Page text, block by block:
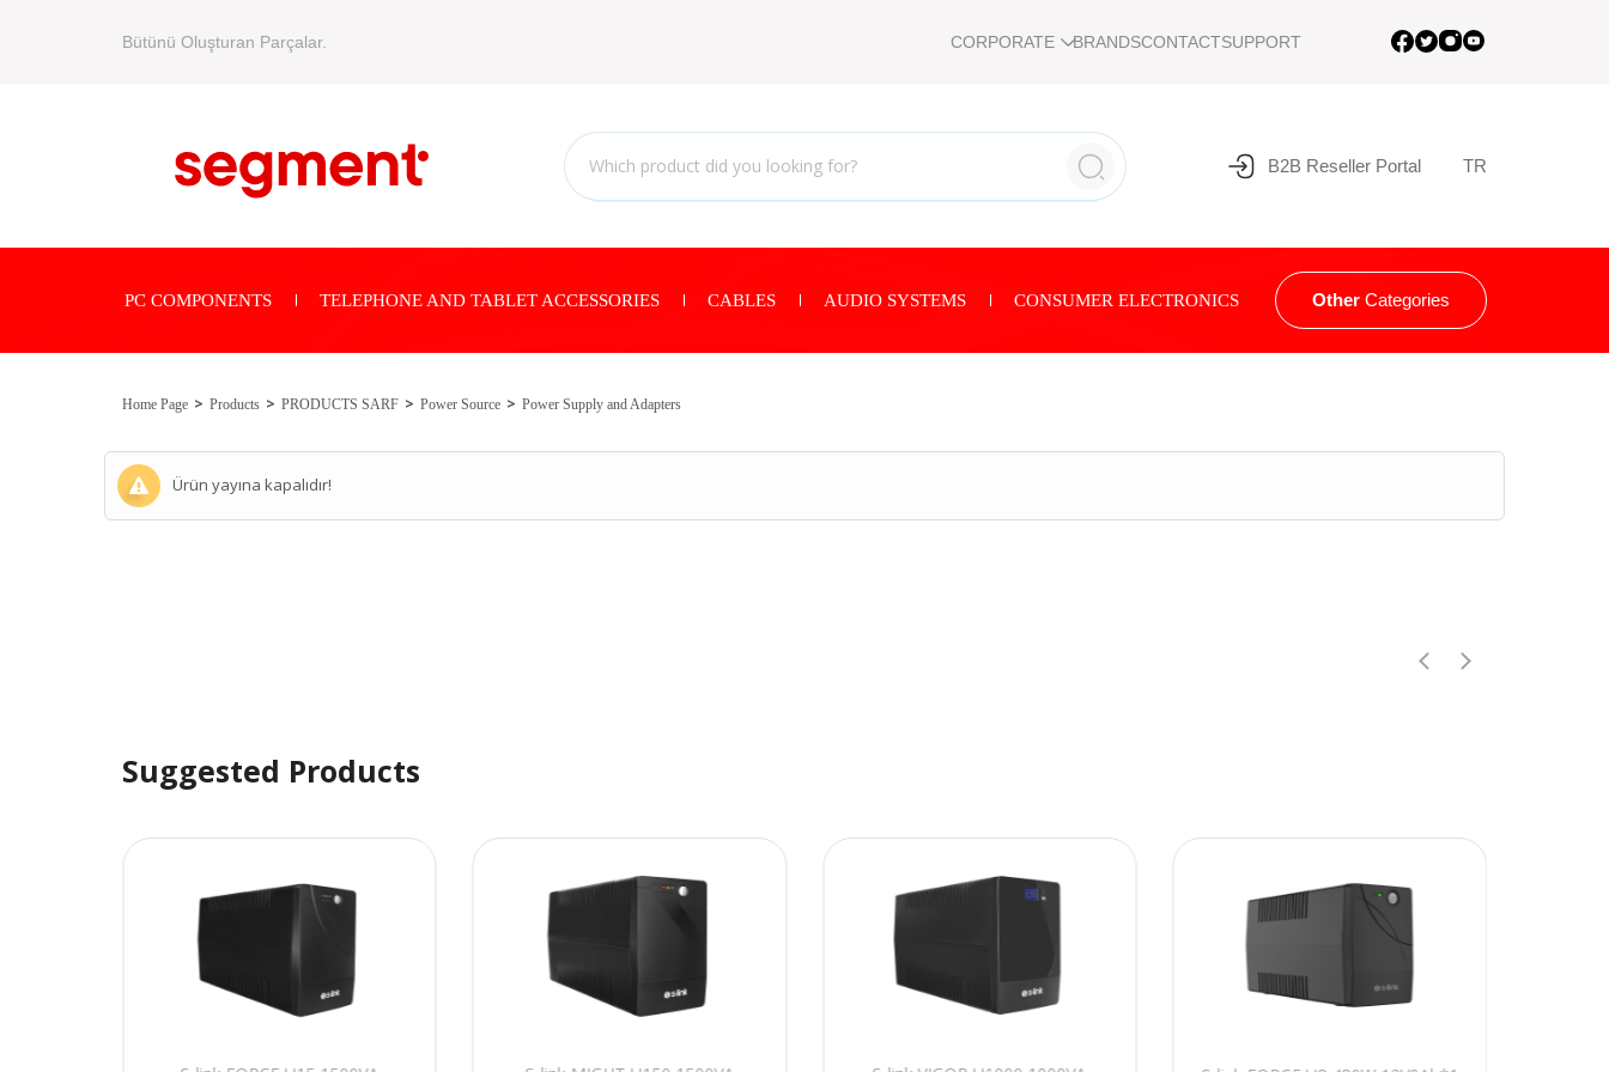
Bütünü Oluşturan Parçalar. CORPORATE BRANDSCONTACTSUPPORT
B2B Reseller Portal TR
PC COMPONENTS TELEPHONE AND TABLET ACCESSORIES CABLES AUDIO SYSTEMS CONSUMER ELECTRONICS Other Categories
Home Page Products PRODUCTS SARF Power Source Power Supply and Adapters
Ürün yayına kapalıdır!
Suggested Products